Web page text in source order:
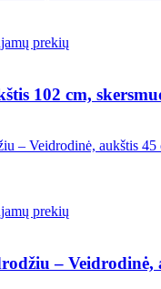
prekių
102 cm,
prekių
–